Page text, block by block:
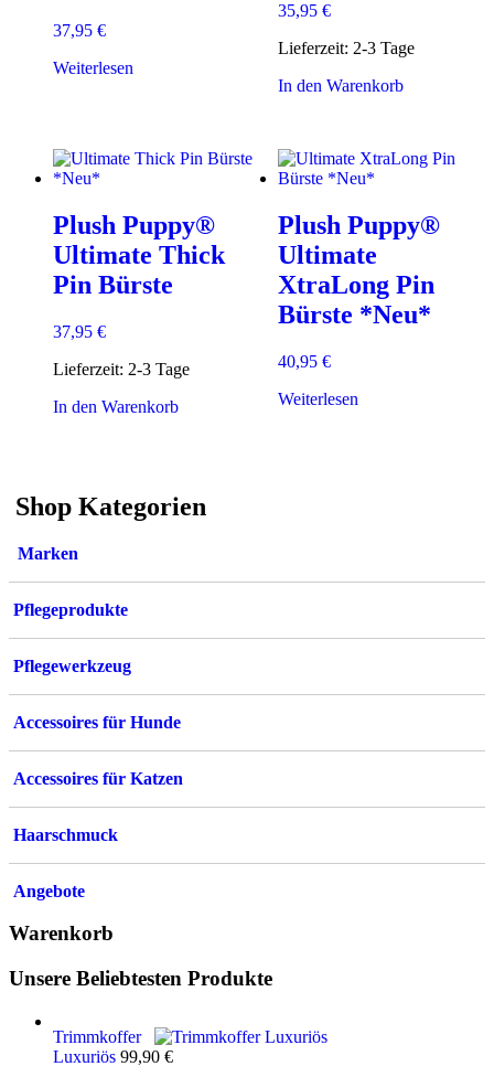
37,95 €
Weiterlesen
35,95 €
Lieferzeit: 2-3 Tage
In den Warenkorb
Plush Puppy®
Ultimate Thick
Pin Bürste
37,95 €
Lieferzeit: 2-3 Tage
In den Warenkorb
Plush Puppy®
Ultimate
XtraLong Pin
Bürste *Neu*
40,95 €
Weiterlesen
Shop Kategorien
Marken
Pflegeprodukte
Pflegewerkzeug
Accessoires für Hunde
Accessoires für Katzen
Haarschmuck
Angebote
Warenkorb
Unsere Beliebtesten Produkte
Trimmkoffer
Luxuriös 99,90 €